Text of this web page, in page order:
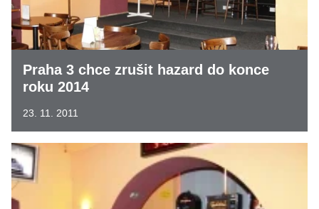
Praha 3 chce zrušit hazard do konce
roku 2014
23. 11. 2011